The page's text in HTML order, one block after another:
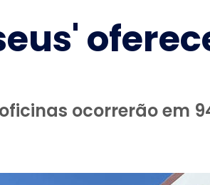
ocorrerão em